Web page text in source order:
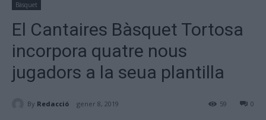
Bàsquet
El Cantaires Bàsquet Tortosa
incorpora quatre nous
jugadors a la seua plantilla
By Redacció gener 8, 2019 0
59